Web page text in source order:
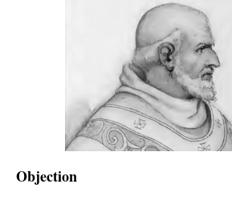
Objection